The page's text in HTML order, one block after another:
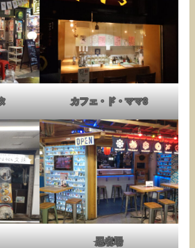
カフェ・ド・ママ3
忍者場